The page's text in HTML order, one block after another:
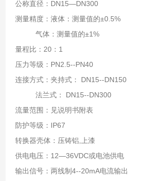
公称直径：DN15—DN300
测量精度：液体：测量值的±0.5%
气体：测量值的±1%
量程比：20：1
压力等级：PN2.5--PN40
连接方式：夹持式： DN15--DN150
法兰式： DN15--DN300
流量范围：见说明书附表
防护等级：IP67
转换器壳体：压铸铝,上漆
供电电压：12—36VDC或电池供电
输出信号：两线制4--20mA电流输出